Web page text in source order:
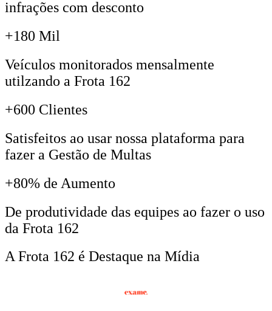
infrações com desconto
+180 Mil
Veículos monitorados mensalmente
utilzando a Frota 162
+600 Clientes​
Satisfeitos ao usar nossa plataforma para
fazer a Gestão de Multas​
+80% de Aumento
De produtividade das equipes ao fazer o uso
da Frota 162​
A Frota 162 é Destaque na Mídia